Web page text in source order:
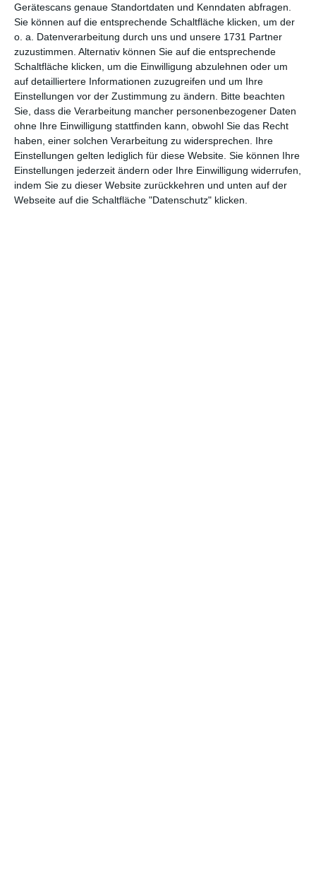
Gerätescans genaue Standortdaten und Kenndaten abfragen.
Sie können auf die entsprechende Schaltfläche klicken, um der
o. a. Datenverarbeitung durch uns und unsere 1731 Partner
zuzustimmen. Alternativ können Sie auf die entsprechende
Schaltfläche klicken, um die Einwilligung abzulehnen oder um
auf detailliertere Informationen zuzugreifen und um Ihre
Einstellungen vor der Zustimmung zu ändern.
Bitte beachten
Sie, dass die Verarbeitung mancher personenbezogener Daten
ohne Ihre Einwilligung stattfinden kann, obwohl Sie das Recht
haben, einer solchen Verarbeitung zu widersprechen. Ihre
Einstellungen gelten lediglich für diese Website. Sie können Ihre
Einstellungen jederzeit ändern oder Ihre Einwilligung widerrufen,
indem Sie zu dieser Website zurückkehren und unten auf der
Webseite auf die Schaltfläche "Datenschutz" klicken.
Katzen-Küsschen